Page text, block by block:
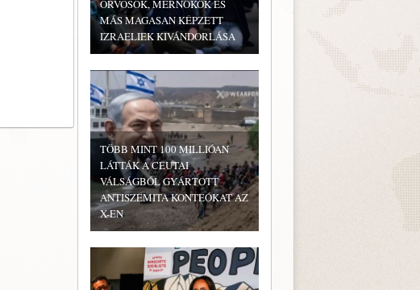
ORVOSOK, MÉRNÖKÖK ÉS
MÁS MAGASAN KÉPZETT
IZRAELIEK KIVÁNDORLÁSA
TÖBB MINT 100 MILLIÓAN
LÁTTÁK A CEUTAI
VÁLSÁGBÓL GYÁRTOTT
ANTISZEMITA KONTEÓKAT AZ
X-EN